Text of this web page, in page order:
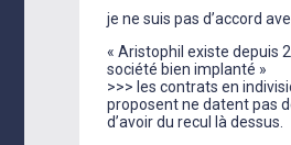
je ne suis pas d’accord
« Aristophil existe depuis
société bien implanté »
>>> les contrats en
proposent ne datent pas
d’avoir du recul là dessus.